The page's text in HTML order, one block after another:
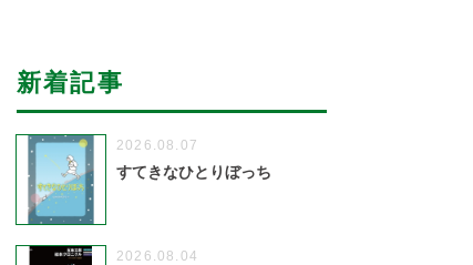
新着記事
2026.08.07
すてきなひとりぼっち
2026.08.04